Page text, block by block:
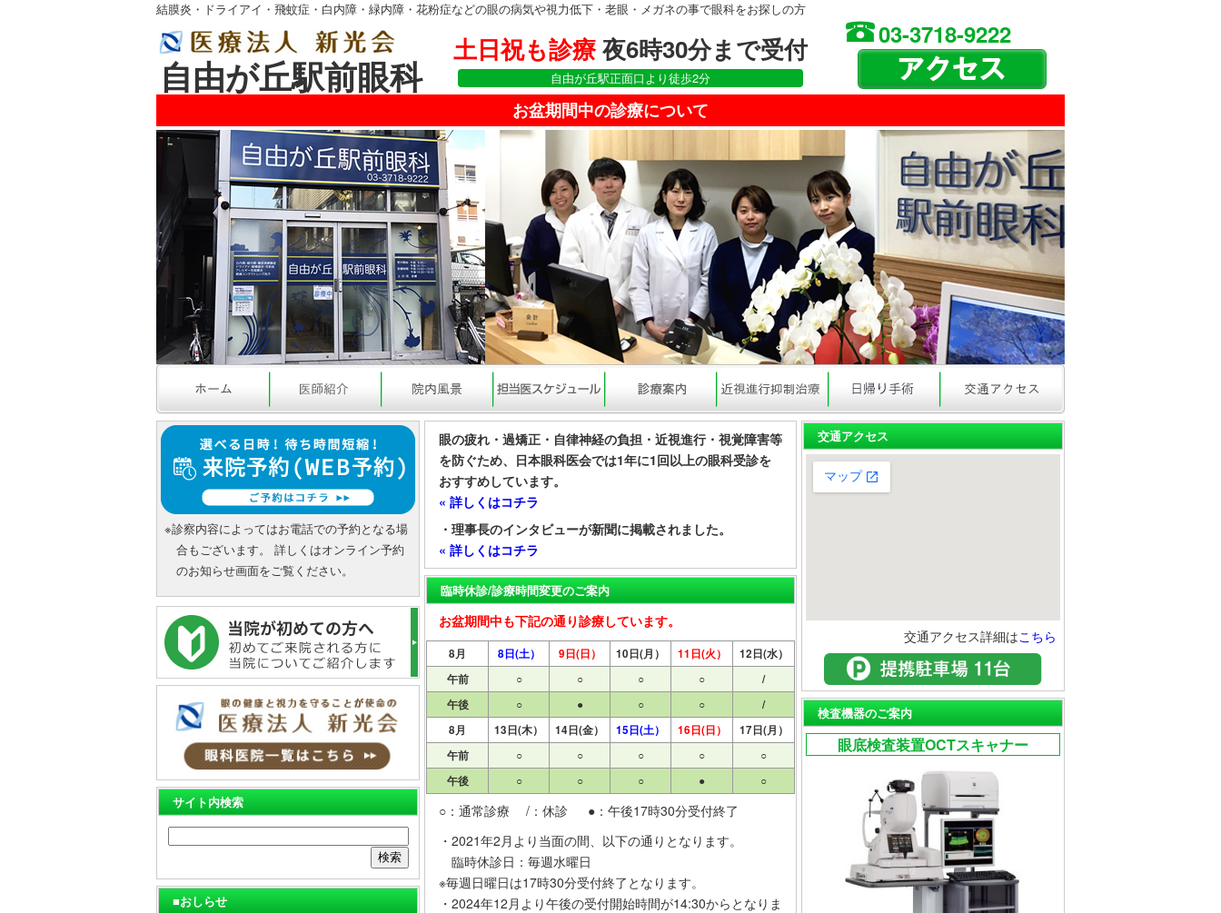
結膜炎・ドライアイ・飛蚊症・白内障・緑内障・花粉症などの眼の病気や視力低下・老眼・メガネの事で眼科をお探しの方
自由が丘駅前眼科
土日祝も診療夜6時30分まで受付
自由が丘駅正面口より徒歩2分
03-3718-9222
お盆期間中の診療について
※診察内容によってはお電話での予約となる場
合もございます。 詳しくはオンライン予約
のお知らせ画面をご覧ください。
サイト内検索
■おしらせ
眼の疲れ・過矯正・自律神経の負担・近視進行・視覚障害等
を防ぐため、日本眼科医会では1年に1回以上の眼科受診を
おすすめしています。
« 詳しくはコチラ
・理事長のインタビューが新聞に掲載されました。
« 詳しくはコチラ
臨時休診/診療時間変更のご案内
お盆期間中も下記の通り診療しています。
8月 8日(土） 9日(日） 10日(月） 11日(火）
12日(水）
午前
○ ○ ○ ○
/
午後
○ ● ○ ○
/
8月
13日(木） 14日(金） 15日(土） 16日(日）
17日(月）
午前
○ ○ ○ ○
○
午後
○ ○ ○ ● ○
○：通常診療 /：休診 ●：午後17時30分受付終了
・2021年2月より当面の間、以下の通りとなります。
臨時休診日：毎週水曜日
※毎週日曜日は17時30分受付終了となります。
・2024年12月より午後の受付開始時間が14:30からとなりま
交通アクセス
交通アクセス詳細はこちら
検査機器のご案内
眼底検査装置OCTスキャナー